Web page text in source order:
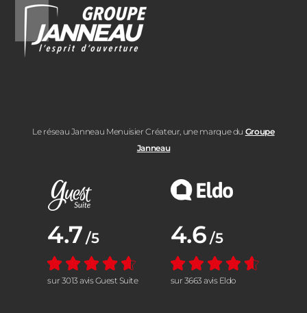
Le réseau Janneau Menuisier Créateur, une marque du Groupe
Janneau
Note moyenne :
4.7 /5
sur 3013 avis Guest Suite
Note moyenne :
4.6 /5
sur 3663 avis Eldo